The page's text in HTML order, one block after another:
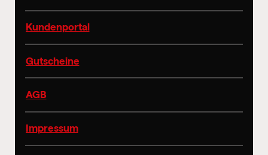
Kundenportal
Gutscheine
AGB
Impressum